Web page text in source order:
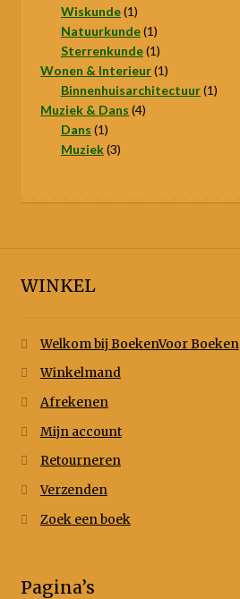
producten
Wiskunde 11
product
Natuurkunde 11
product
Sterrenkunde 11
product
Wonen & Interieur 11
product
Binnenhuisarchitectuur 11
Muziek & Dans 44
Dans 11
product
Muziek 33
WINKEL
Welkom bij BoekenVoor Boeken
Winkelmand
Afrekenen
Mijn account
Retourneren
Verzenden
Zoek een boek
Pagina’s